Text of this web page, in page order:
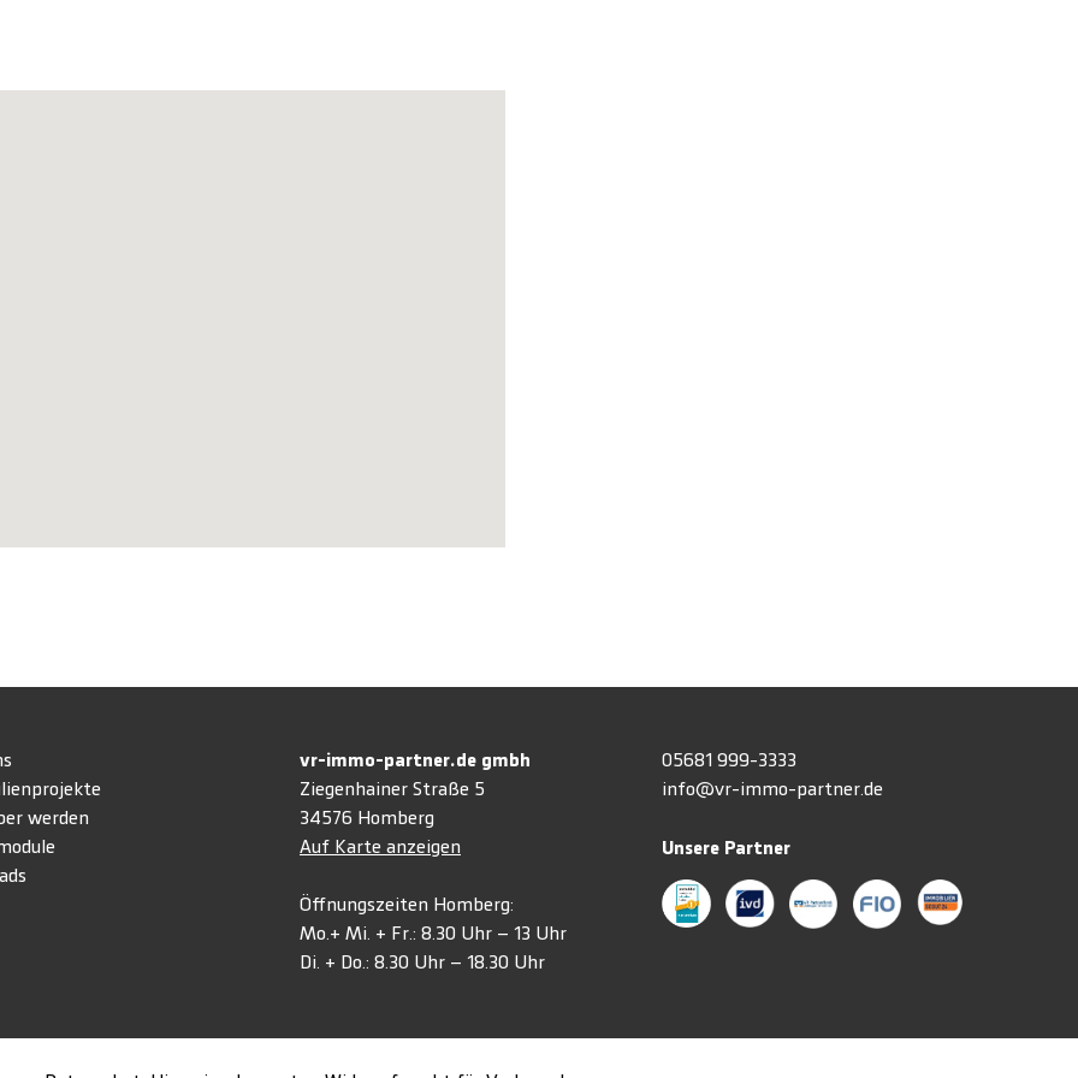
werden
vr-immo-partner.de gmbh
Ziegenhainer Straße 5
34576 Homberg
Auf Karte anzeigen
Öffnungszeiten Homberg:
Mo.+ Mi. + Fr.: 8.30 Uhr – 13 Uhr
Di. + Do.: 8.30 Uhr – 18.30 Uhr
05681 999-3333
info@vr-immo-partner.de
Unsere Partner